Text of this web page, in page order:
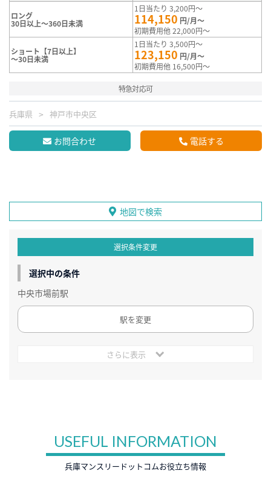
ロング
30日以上～360日未満
1日当たり 3,200円～
114,150 円/月～
初期費用他 22,000円～
ショート【7日以上】
～30日未満
1日当たり 3,500円～
123,150 円/月～
初期費用他 16,500円～
特急対応可
兵庫県 神戸市中央区
お問合わせ 電話する
地図で検索
選択条件変更
選択中の条件
中央市場前駅
駅を変更
さらに表示
USEFUL INFORMATION
兵庫マンスリードットコムお役立ち情報